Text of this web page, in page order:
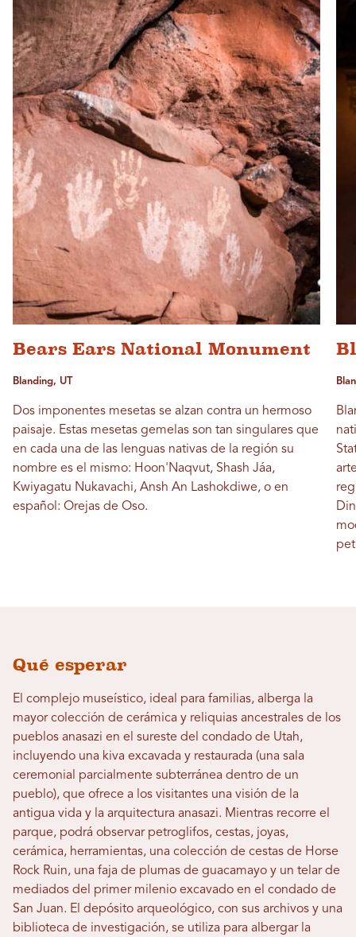
Bears Ears National Monument
Blanding, UT
Dos imponentes mesetas se alzan contra un hermoso
paisaje. Estas mesetas gemelas son tan singulares que
en cada una de las lenguas nativas de la región su
nombre es el mismo: Hoon'Naqvut, Shash Jáa,
Kwiyagatu Nukavachi, Ansh An Lashokdiwe, o en
español: Orejas de Oso.
Qué esperar
El complejo museístico, ideal para familias, alberga la
mayor colección de cerámica y reliquias ancestrales de los
pueblos anasazi en el sureste del condado de Utah,
incluyendo una kiva excavada y restaurada (una sala
ceremonial parcialmente subterránea dentro de un
pueblo), que ofrece a los visitantes una visión de la
antigua vida y la arquitectura anasazi. Mientras recorre el
parque, podrá observar petroglifos, cestas, joyas,
cerámica, herramientas, una colección de cestas de Horse
Rock Ruin, una faja de plumas de guacamayo y un telar de
mediados del primer milenio excavado en el condado de
San Juan. El depósito arqueológico, con sus archivos y una
biblioteca de investigación, se utiliza para albergar la